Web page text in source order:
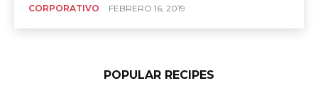
CORPORATIVO FEBRERO 16, 2019
POPULAR RECIPES